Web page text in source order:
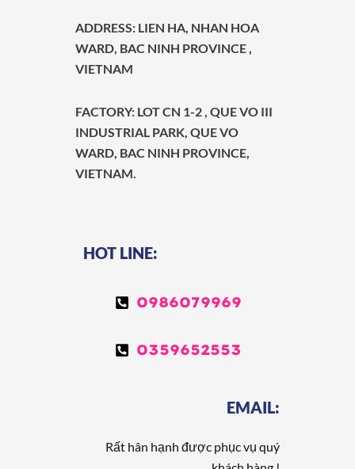
ADDRESS: LIEN HA, NHAN HOA
WARD, BAC NINH PROVINCE ,
VIETNAM
FACTORY: LOT CN 1-2 , QUE VO III
INDUSTRIAL PARK, QUE VO
WARD, BAC NINH PROVINCE,
VIETNAM.
HOT LINE:
0986079969
0359652553
EMAIL:
Rất hân hạnh được phục vụ quý